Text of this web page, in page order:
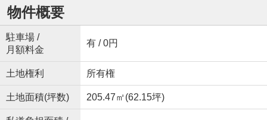
物件概要
駐車場 /
月額料金
有 / 0円
土地権利 所有権
土地面積(坪数) 205.47㎡(62.15坪)